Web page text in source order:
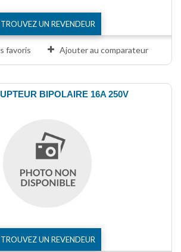
TROUVEZ UN REVENDEUR
favoris Ajouter au comparateur
BIPOLAIRE 16A 250V
TROUVEZ UN REVENDEUR